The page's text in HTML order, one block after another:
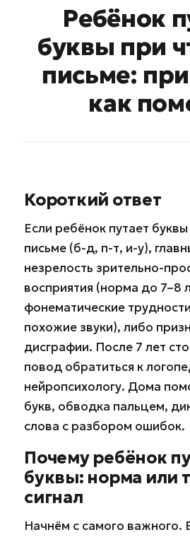
Ребёнок
буквы при
письме:
как
Короткий ответ
Если ребёнок путает
письме (б-д, п-т, и-у),
незрелость зрительно-
восприятия (норма до 7–8
фонематические
похожие звуки), либо
дисграфии. После 7 лет
повод обратиться к
нейропсихологу. Дома
букв, обводка пальцем,
слова с разбором ошибок.
Почему ребёнок
буквы: норма или
сигнал
Начнём с самого важного.